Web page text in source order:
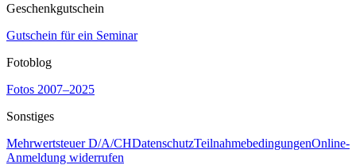
Geschenkgutschein
Gutschein für ein Seminar
Fotoblog
Fotos 2007–2025
Sonstiges
Mehrwertsteuer D/A/CHDatenschutzTeilnahmebedingungenOnline-
Anmeldung widerrufen